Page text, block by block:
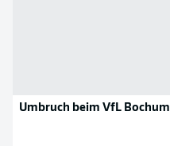
Umbruch beim VfL Bochum